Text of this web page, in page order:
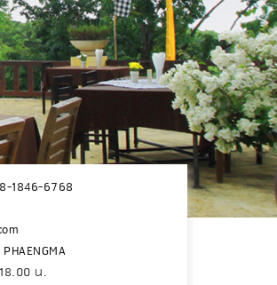
1846-6768
น.